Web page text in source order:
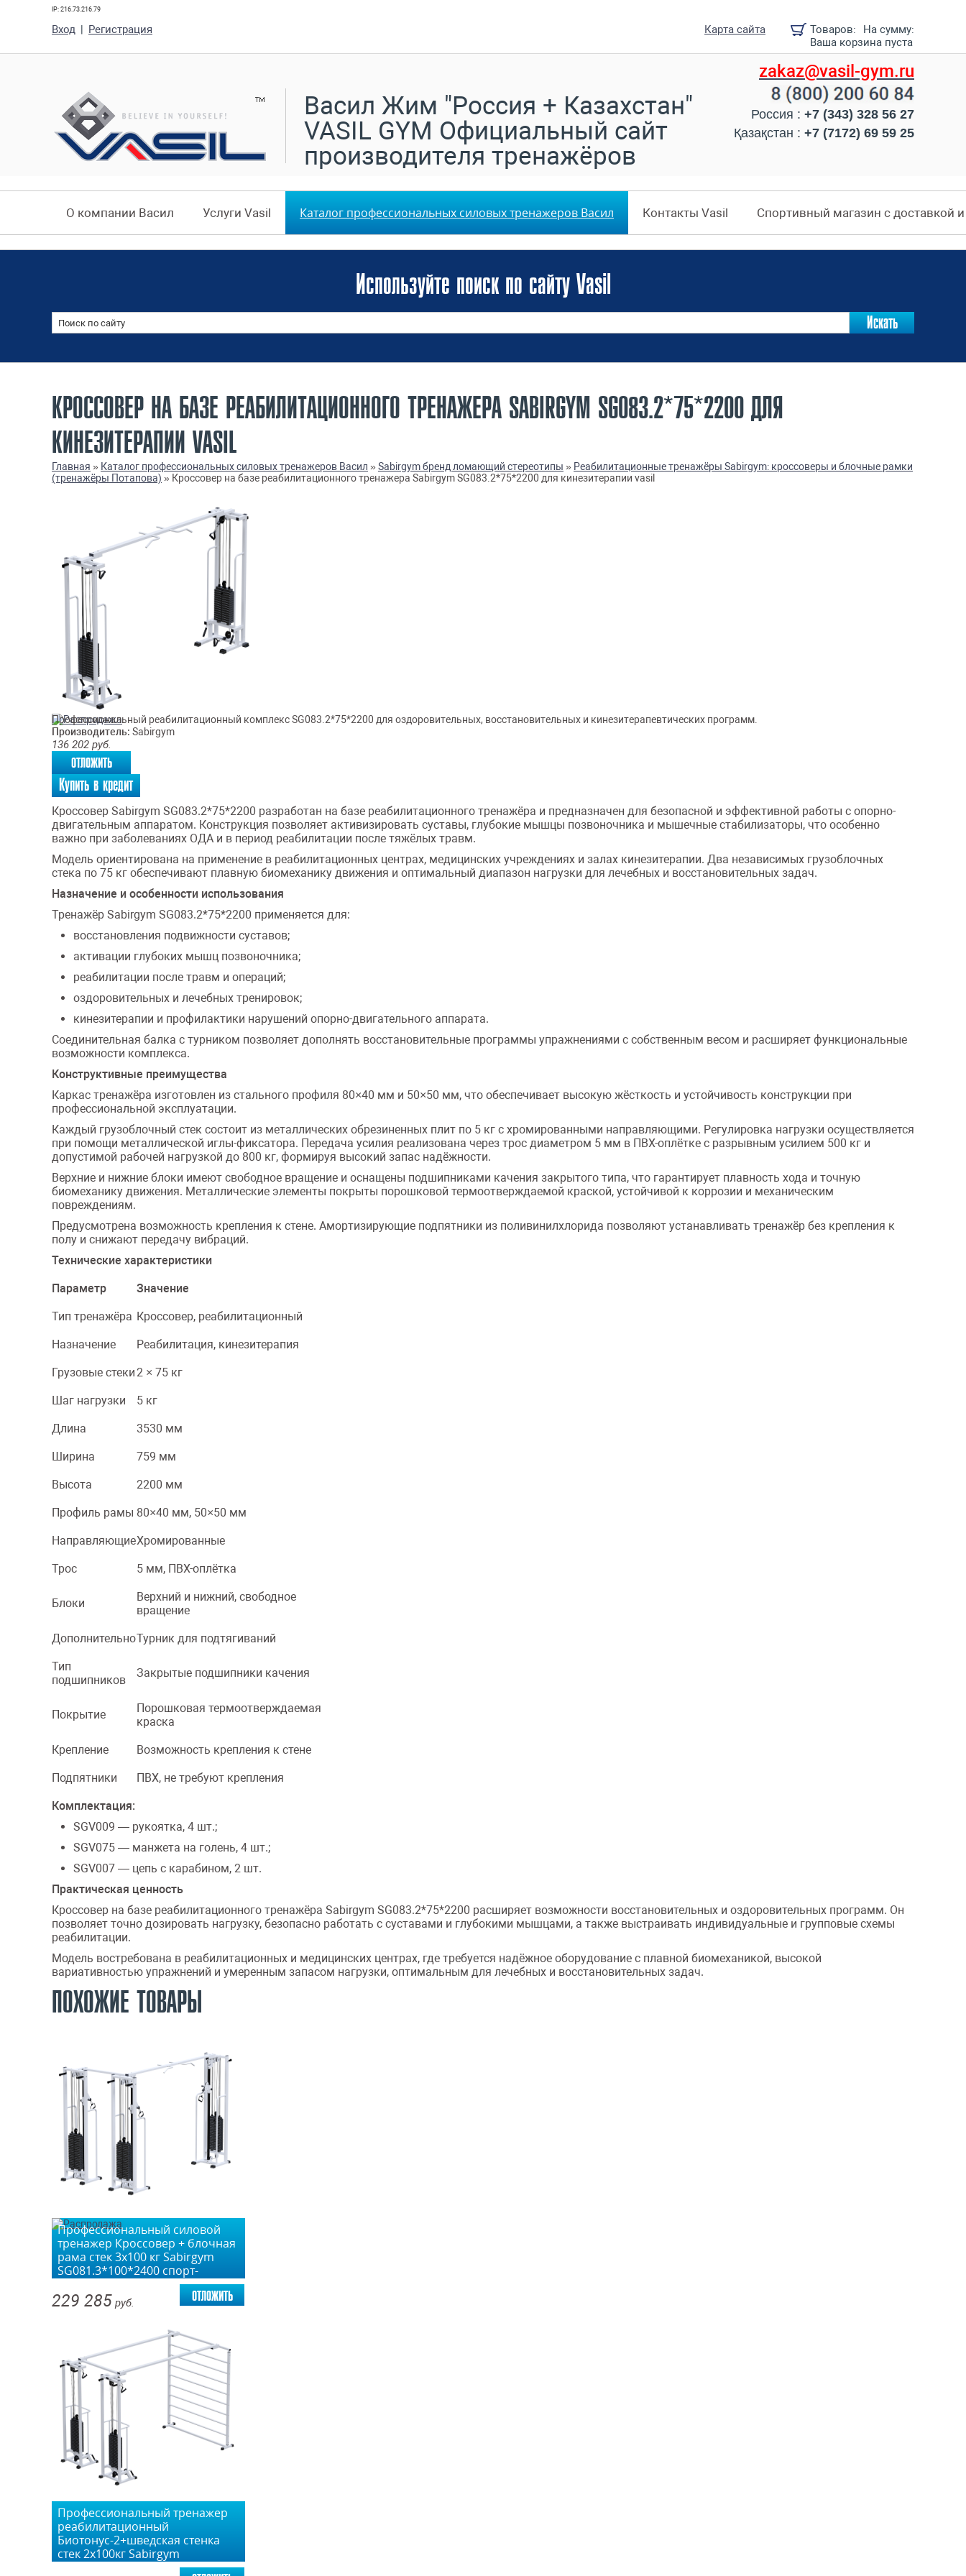
IP: 216.73.216.79
Товаров:
На сумму:
Ваша корзина пуста
Карта сайта
Вход | Регистрация
zakaz@vasil-gym.ru
Россия : +7 (343) 328 56 27
Қазақстан : +7 (7172) 69 59 25
Васил Жим "Россия + Казахстан"
VASIL GYM Официальный сайт
производителя тренажёров
О компании Васил Услуги Vasil Каталог профессиональных силовых тренажеров Васил Контакты Vasil Спортивный магазин с доставкой
Используйте поиск по сайту Vasil
КРОССОВЕР НА БАЗЕ РЕАБИЛИТАЦИОННОГО ТРЕНАЖЕРА SABIRGYM SG083.2*75*2200 ДЛЯ
КИНЕЗИТЕРАПИИ VASIL
Главная » Каталог профессиональных силовых тренажеров Васил »Sabirgym бренд ломающий стереотипы » Реабилитационные тренажёры Sabirgym: кроссоверы и блочные рамки
(тренажёры Потапова) » Кроссовер на базе реабилитационного тренажера Sabirgym SG083.2*75*2200 для кинезитерапии vasil
Профессиональный реабилитационный комплекс SG083.2*75*2200 для оздоровительных, восстановительных и кинезитерапевтических программ.
Производитель: Sabirgym
136 202 руб.
отложить
Купить в кредит
Кроссовер Sabirgym SG083.2*75*2200 разработан на базе реабилитационного тренажёра и предназначен для безопасной и эффективной работы с опорно-
двигательным аппаратом. Конструкция позволяет активизировать суставы, глубокие мышцы позвоночника и мышечные стабилизаторы, что особенно
важно при заболеваниях ОДА и в период реабилитации после тяжёлых травм.
Модель ориентирована на применение в реабилитационных центрах, медицинских учреждениях и залах кинезитерапии. Два независимых грузоблочных
стека по 75 кг обеспечивают плавную биомеханику движения и оптимальный диапазон нагрузки для лечебных и восстановительных задач.
Назначение и особенности использования
Тренажёр Sabirgym SG083.2*75*2200 применяется для:
восстановления подвижности суставов;
активации глубоких мышц позвоночника;
реабилитации после травм и операций;
оздоровительных и лечебных тренировок;
кинезитерапии и профилактики нарушений опорно-двигательного аппарата.
Соединительная балка с турником позволяет дополнять восстановительные программы упражнениями с собственным весом и расширяет функциональные
возможности комплекса.
Конструктивные преимущества
Каркас тренажёра изготовлен из стального профиля 80×40 мм и 50×50 мм, что обеспечивает высокую жёсткость и устойчивость конструкции при
профессиональной эксплуатации.
Каждый грузоблочный стек состоит из металлических обрезиненных плит по 5 кг с хромированными направляющими. Регулировка нагрузки осуществляется
при помощи металлической иглы-фиксатора. Передача усилия реализована через трос диаметром 5 мм в ПВХ-оплётке с разрывным усилием 500 кг и
допустимой рабочей нагрузкой до 800 кг, формируя высокий запас надёжности.
Верхние и нижние блоки имеют свободное вращение и оснащены подшипниками качения закрытого типа, что гарантирует плавность хода и точную
биомеханику движения. Металлические элементы покрыты порошковой термоотверждаемой краской, устойчивой к коррозии и механическим
повреждениям.
Предусмотрена возможность крепления к стене. Амортизирующие подпятники из поливинилхлорида позволяют устанавливать тренажёр без крепления к
полу и снижают передачу вибраций.
Технические характеристики
Параметр Значение
Тип тренажёра Кроссовер, реабилитационный
Назначение Реабилитация, кинезитерапия
Грузовые стеки 2 × 75 кг
Шаг нагрузки 5 кг
Длина 3530 мм
Ширина 759 мм
Высота 2200 мм
Профиль рамы 80×40 мм, 50×50 мм
НаправляющиеХромированные
Трос 5 мм, ПВХ-оплётка
Блоки
Верхний и нижний, свободное
вращение
ДополнительноТурник для подтягиваний
Тип
подшипников
Закрытые подшипники качения
Покрытие
Порошковая термоотверждаемая
краска
Крепление Возможность крепления к стене
Подпятники ПВХ, не требуют крепления
Комплектация:
SGV009 — рукоятка, 4 шт.;
SGV075 — манжета на голень, 4 шт.;
SGV007 — цепь с карабином, 2 шт.
Практическая ценность
Кроссовер на базе реабилитационного тренажёра Sabirgym SG083.2*75*2200 расширяет возможности восстановительных и оздоровительных программ. Он
позволяет точно дозировать нагрузку, безопасно работать с суставами и глубокими мышцами, а также выстраивать индивидуальные и групповые схемы
реабилитации.
Модель востребована в реабилитационных и медицинских центрах, где требуется надёжное оборудование с плавной биомеханикой, высокой
вариативностью упражнений и умеренным запасом нагрузки, оптимальным для лечебных и восстановительных задач.
ПОХОЖИЕ ТОВАРЫ
Профессиональный силовой
тренажер Кроссовер + блочная
рама стек 3х100 кг Sabirgym
SG081.3*100*2400 спорт-
229 285 руб. отложить
Профессиональный тренажер
реабилитационный
Биотонус-2+шведская стенка
стек 2х100кг Sabirgym